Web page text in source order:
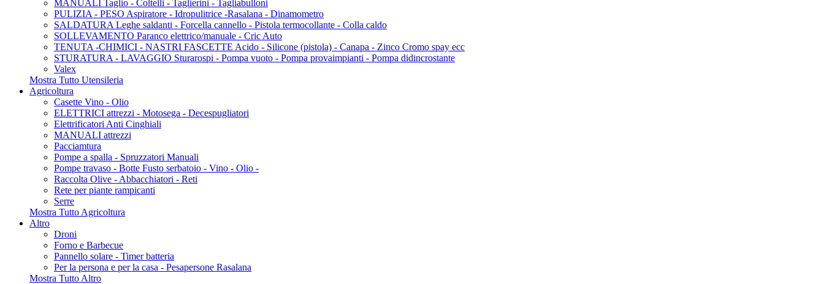
MANUALI Taglio - Coltelli - Taglierini - Tagliabulloni
PULIZIA - PESO Aspiratore - Idropulitrice -Rasalana - Dinamometro
SALDATURA Leghe saldanti - Forcella cannello - Pistola termocollante - Colla caldo
SOLLEVAMENTO Paranco elettrico/manuale - Cric Auto
TENUTA -CHIMICI - NASTRI FASCETTE Acido - Silicone (pistola) - Canapa - Zinco Cromo spay ecc
STURATURA - LAVAGGIO Sturarospi - Pompa vuoto - Pompa provaimpianti - Pompa didincrostante
Valex
Mostra Tutto Utensileria
Agricoltura
Casette Vino - Olio
ELETTRICI attrezzi - Motosega - Decespugliatori
Elettrificatori Anti Cinghiali
MANUALI attrezzi
Pacciamtura
Pompe a spalla - Spruzzatori Manuali
Pompe travaso - Botte Fusto serbatoio - Vino - Olio -
Raccolta Olive - Abbacchiatori - Reti
Rete per piante rampicanti
Serre
Mostra Tutto Agricoltura
Altro
Droni
Forno e Barbecue
Pannello solare - Timer batteria
Per la persona e per la casa - Pesapersone Rasalana
Mostra Tutto Altro